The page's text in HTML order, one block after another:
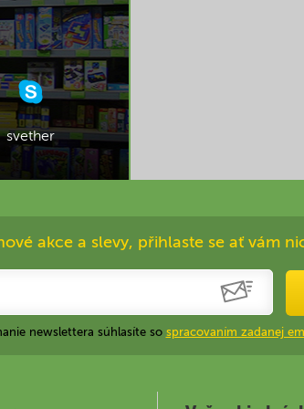
svether
akce a slevy, přihlaste se ať vám
newslettera súhlasíte so spracovaním zadanej